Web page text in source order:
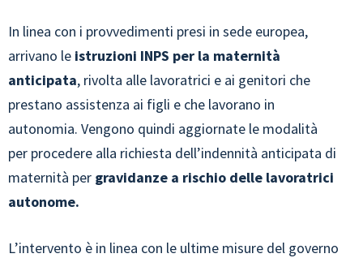
In linea con i provvedimenti presi in sede europea,
arrivano le istruzioni INPS per la maternità
anticipata, rivolta alle lavoratrici e ai genitori che
prestano assistenza ai figli e che lavorano in
autonomia. Vengono quindi aggiornate le modalità
per procedere alla richiesta dell’indennità anticipata di
maternità per gravidanze a rischio delle lavoratrici
autonome.
L’intervento è in linea con le ultime misure del governo